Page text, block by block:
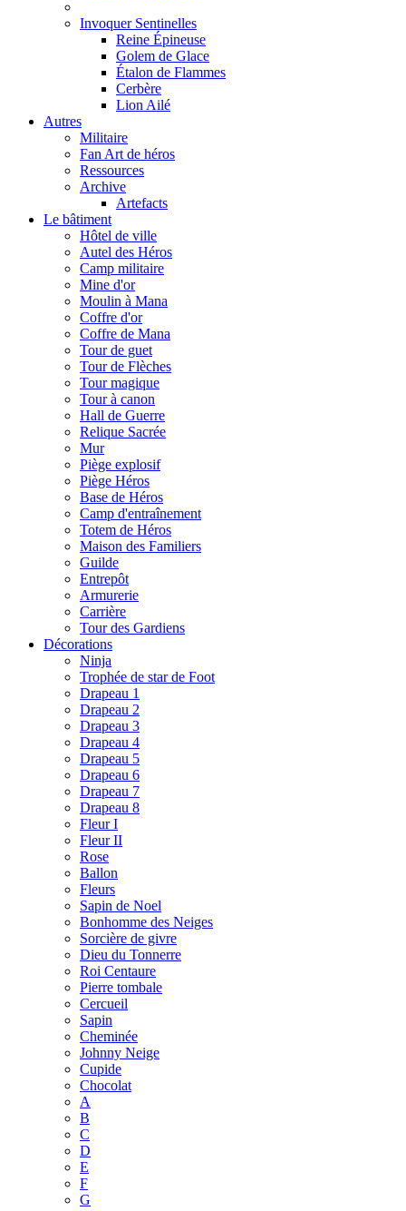
Invoquer Sentinelles
Reine Épineuse
Golem de Glace
Étalon de Flammes
Cerbère
Lion Ailé
Autres
Militaire
Fan Art de héros
Ressources
Archive
Artefacts
Le bâtiment
Hôtel de ville
Autel des Héros
Camp militaire
Mine d'or
Moulin à Mana
Coffre d'or
Coffre de Mana
Tour de guet
Tour de Flèches
Tour magique
Tour à canon
Hall de Guerre
Relique Sacrée
Mur
Piège explosif
Piège Héros
Base de Héros
Camp d'entraînement
Totem de Héros
Maison des Familiers
Guilde
Entrepôt
Armurerie
Carrière
Tour des Gardiens
Décorations
Ninja
Trophée de star de Foot
Drapeau 1
Drapeau 2
Drapeau 3
Drapeau 4
Drapeau 5
Drapeau 6
Drapeau 7
Drapeau 8
Fleur I
Fleur II
Rose
Ballon
Fleurs
Sapin de Noel
Bonhomme des Neiges
Sorcière de givre
Dieu du Tonnerre
Roi Centaure
Pierre tombale
Cercueil
Sapin
Cheminée
Johnny Neige
Cupide
Chocolat
A
B
C
D
E
F
G